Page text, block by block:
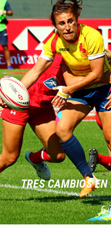
TRES CAMBIOS
6